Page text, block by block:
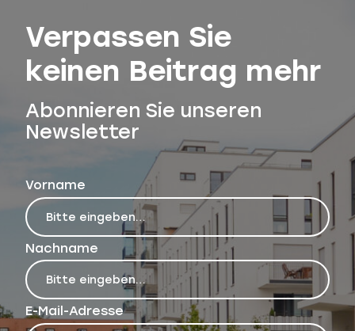
Verpassen Sie
keinen Beitrag mehr
Abonnieren Sie unseren
Newsletter
Vorname
Nachname
E-Mail-Adresse